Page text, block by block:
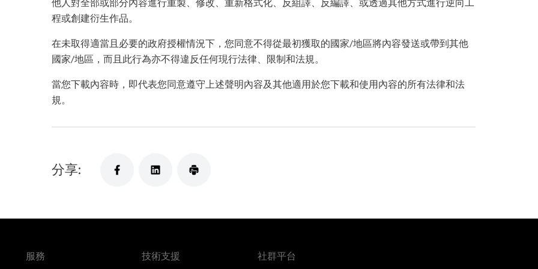
程或創建衍生作品。
在未取得適當且必要的政府授權情況下，您同意不得從最初獲取的國家/地區將內容發送或帶到其他
國家/地區，而且此行為亦不得違反任何現行法律、限制和法規。
當您下載內容時，即代表您同意遵守上述聲明內容及其他適用於您下載和使用內容的所有法律和法
規。
分享:
服務 技術支援 社群平台